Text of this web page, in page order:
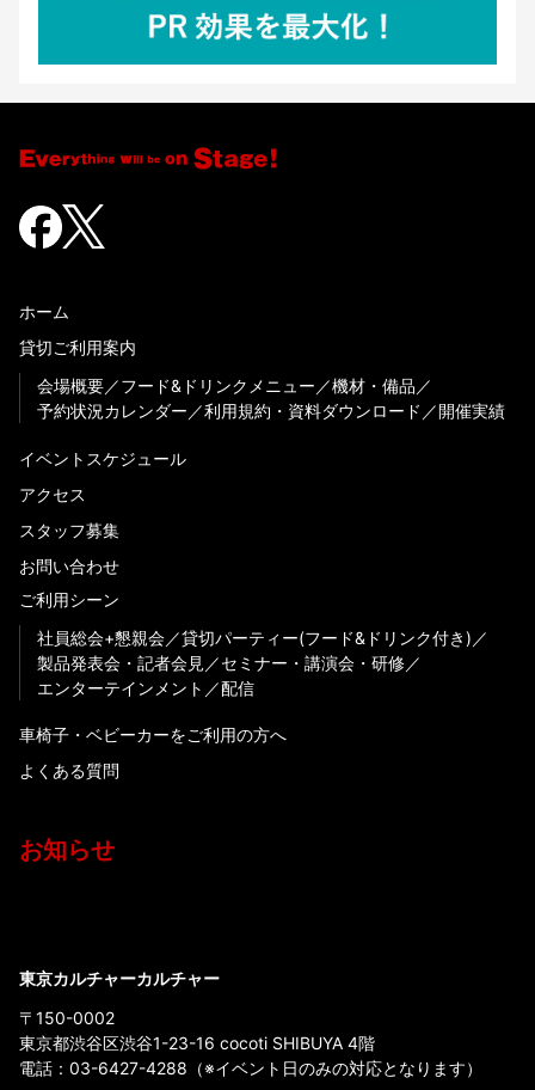
ホーム
貸切ご利用案内
会場概要
フード&ドリンクメニュー
機材・備品
予約状況カレンダー
利用規約・資料ダウンロード 開催実績
イベントスケジュール
アクセス
スタッフ募集
お問い合わせ
ご利用シーン
社員総会+懇親会
貸切パーティー(フード&ドリンク付き)
製品発表会・記者会見
セミナー・講演会・研修
エンターテインメント
配信
車椅子・ベビーカーをご利用の方へ
よくある質問
お知らせ
東京カルチャーカルチャー
〒150-0002
東京都渋谷区渋谷1-23-16 cocoti SHIBUYA 4階
電話： 03-6427-4288 （※イベント日のみの対応となります）